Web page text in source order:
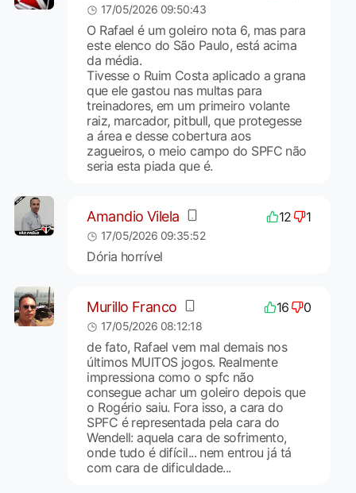
17/05/2026 09:50:43
O Rafael é um goleiro nota 6, mas para
este elenco do São Paulo, está acima
da média.
Tivesse o Ruim Costa aplicado a grana
que ele gastou nas multas para
treinadores, em um primeiro volante
raiz, marcador, pitbull, que protegesse
a área e desse cobertura aos
zagueiros, o meio campo do SPFC não
seria esta piada que é.
Amandio Vilela 12 1
17/05/2026 09:35:52
Dória horrível
Murillo Franco 16 0
17/05/2026 08:12:18
de fato, Rafael vem mal demais nos
últimos MUITOS jogos. Realmente
impressiona como o spfc não
consegue achar um goleiro depois que
o Rogério saiu. Fora isso, a cara do
SPFC é representada pela cara do
Wendell: aquela cara de sofrimento,
onde tudo é difícil... nem entrou já tá
com cara de dificuldade...